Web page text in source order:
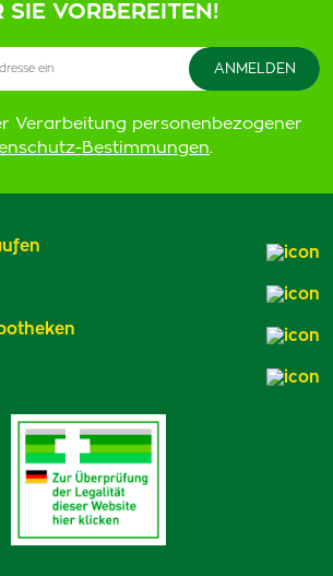
SIE VORBEREITEN!
Verarbeitung personenbezogener
Bestimmungen.